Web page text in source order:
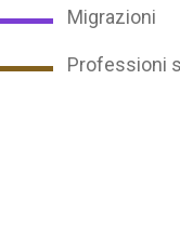
Migrazioni
Professioni